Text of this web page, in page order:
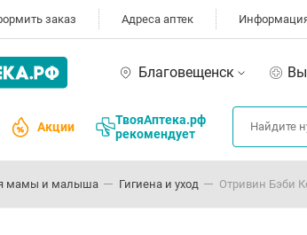
заказ Адреса аптек
Благовещенск
Акции
ТвояАптека.рф
рекомендует
мамы и малыша Гигиена и уход Отривин Бэби